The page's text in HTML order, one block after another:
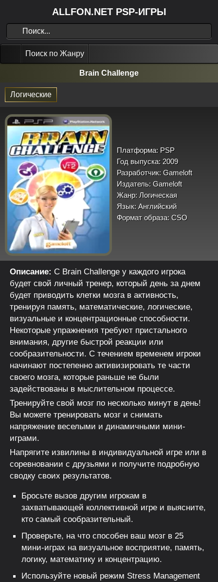
ALLFON.NET PSP-ИГРЫ
Поиск по Жанру
Brain Challenge
Логические
Платформа: PSP
Год выпуска: 2009
Разработчик: Gameloft
Издатель: Gameloft
Жанр: Логическая
Язык: Английский
Формат образа: CSO
Описание: С Brain Challenge у каждого игрока
будет свой личный тренер, который день за днем
будет приводить клетки мозга в активность,
тренируя память, математические, логические,
визуальные и концентрационные способности.
Некоторые упражнения требуют пристального
внимания, другие быстрой реакции или
сообразительности. С течением временем игроки
начинают постепенно активизировать те части
своего мозга, которые раньше не были
задействованы в мыслительном процессе.
Тренируйте свой мозг по несколько минут в день!
Вы можете тренировать мозг и снимать
напряжение веселыми и динамичными мини-
играми.
Напрягите извилины в индивидуальной игре или в
соревновании с друзьями и получите подробную
сводку своих результатов.
Бросьте вызов другим игрокам в
захватывающей коллективной игре и выясните,
кто самый сообразительный.
Проверьте, на что способен ваш мозг в 25
мини-играх на визуальное восприятие, память,
логику, математику и концентрацию.
Используйте новый режим Stress Management